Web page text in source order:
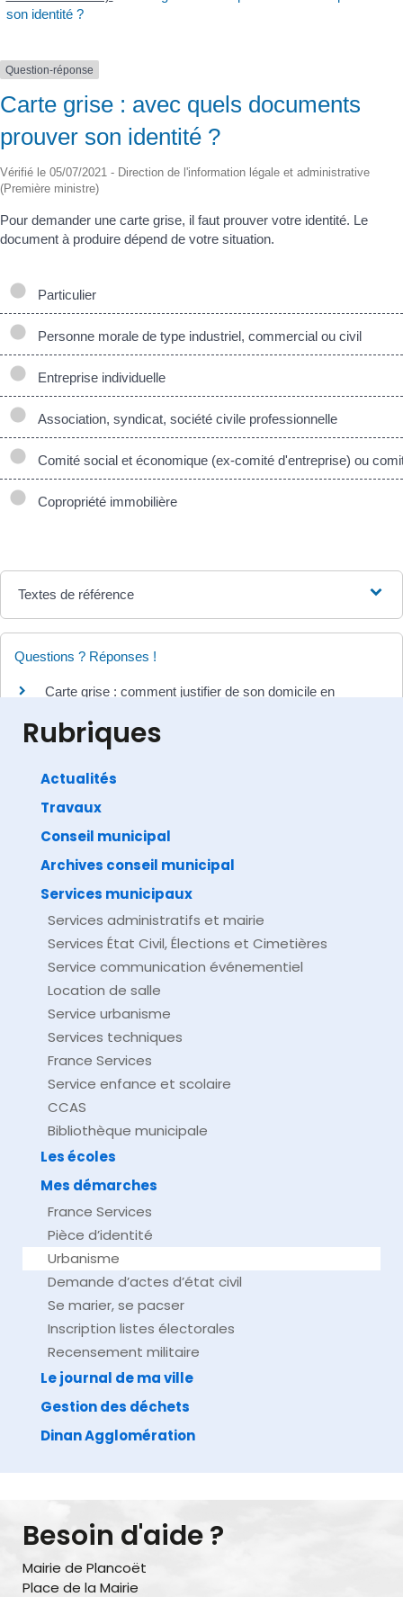
son identité ?
Question-réponse
Carte grise : avec quels documents
prouver son identité ?
Vérifié le 05/07/2021 - Direction de l'information légale et administrative
(Première ministre)
Pour demander une carte grise, il faut prouver votre identité. Le
document à produire dépend de votre situation.
Particulier
Personne morale de type industriel, commercial ou civil
Entreprise individuelle
Association, syndicat, société civile professionnelle
Comité social et économique (ex-comité d'entreprise) ou
Copropriété immobilière
Textes de référence
Questions ? Réponses !
Carte grise : comment justifier de son domicile en
Direction de l'information légale et administrative
Rubriques
Actualités
Travaux
Conseil municipal
Archives conseil municipal
Services municipaux
Services administratifs et mairie
Services État Civil, Élections et Cimetières
Service communication événementiel
Location de salle
Service urbanisme
Services techniques
France Services
Service enfance et scolaire
CCAS
Bibliothèque municipale
Les écoles
Mes démarches
France Services
Pièce d’identité
Urbanisme
Demande d’actes d’état civil
Se marier, se pacser
Inscription listes électorales
Recensement militaire
Le journal de ma ville
Gestion des déchets
Dinan Agglomération
Besoin d'aide ?
Mairie de Plancoët
Place de la Mairie